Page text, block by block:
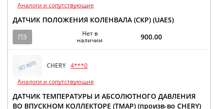
Аналоги и сопутствующие
ДАТЧИК ПОЛОЖЕНИЯ КОЛЕНВАЛА (CKP) (UAES)
ПЗ
Нет в
наличии
900.00
CHERY 4***0
Аналоги и сопутствующие
ДАТЧИК ТЕМПЕРАТУРЫ И АБСОЛЮТНОГО ДАВЛЕНИЯ
ВО ВПУСКНОМ КОЛЛЕКТОРЕ (TMAP) (произв-во CHERY)